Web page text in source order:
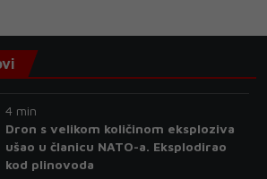
4 min
Dron s velikom količinom eksploziva
ušao u članicu NATO-a. Eksplodirao
kod plinovoda